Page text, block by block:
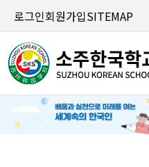
로그인회원가입SITEMAP